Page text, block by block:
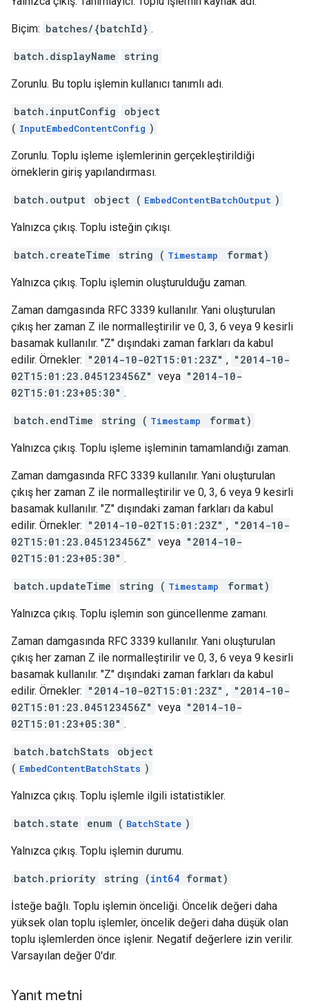
Biçim: batches/{batchId} .
batch.displayName string
Zorunlu. Bu toplu işlemin kullanıcı tanımlı adı.
batch.inputConfig
object
( InputEmbedContentConfig )
Zorunlu. Toplu işleme işlemlerinin gerçekleştirildiği
örneklerin giriş yapılandırması.
batch.output object ( EmbedContentBatchOutput )
Yalnızca çıkış. Toplu isteğin çıkışı.
batch.createTime string ( Timestamp format)
Yalnızca çıkış. Toplu işlemin oluşturulduğu zaman.
Zaman damgasında RFC 3339 kullanılır. Yani oluşturulan
çıkış her zaman Z ile normalleştirilir ve 0, 3, 6 veya 9 kesirli
basamak kullanılır. "Z" dışındaki zaman farkları da kabul
edilir. Örnekler: "2014-10-02T15:01:23Z" , "2014-10-
02T15:01:23.045123456Z" veya "2014-10-
02T15:01:23+05:30" .
batch.endTime string ( Timestamp format)
Yalnızca çıkış. Toplu işleme işleminin tamamlandığı zaman.
Zaman damgasında RFC 3339 kullanılır. Yani oluşturulan
çıkış her zaman Z ile normalleştirilir ve 0, 3, 6 veya 9 kesirli
basamak kullanılır. "Z" dışındaki zaman farkları da kabul
edilir. Örnekler: "2014-10-02T15:01:23Z" , "2014-10-
02T15:01:23.045123456Z" veya "2014-10-
02T15:01:23+05:30" .
batch.updateTime string ( Timestamp format)
Yalnızca çıkış. Toplu işlemin son güncellenme zamanı.
Zaman damgasında RFC 3339 kullanılır. Yani oluşturulan
çıkış her zaman Z ile normalleştirilir ve 0, 3, 6 veya 9 kesirli
basamak kullanılır. "Z" dışındaki zaman farkları da kabul
edilir. Örnekler: "2014-10-02T15:01:23Z" , "2014-10-
02T15:01:23.045123456Z" veya "2014-10-
02T15:01:23+05:30" .
batch.batchStats
object
( EmbedContentBatchStats )
Yalnızca çıkış. Toplu işlemle ilgili istatistikler.
batch.state enum ( BatchState )
Yalnızca çıkış. Toplu işlemin durumu.
batch.priority string (int64 format)
İsteğe bağlı. Toplu işlemin önceliği. Öncelik değeri daha
yüksek olan toplu işlemler, öncelik değeri daha düşük olan
toplu işlemlerden önce işlenir. Negatif değerlere izin verilir.
Varsayılan değer 0'dır.
Yanıt metni